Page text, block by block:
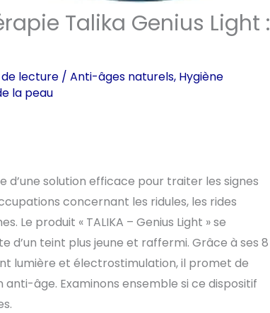
Talika Genius Light :
lecture / Anti-âges naturels, Hygiène
la peau
solution efficace pour traiter les signes
concernant les ridules, les rides
produit « TALIKA – Genius Light » se
teint plus jeune et raffermi. Grâce à ses 8
lumière et électrostimulation, il promet de
âge. Examinons ensemble si ce dispositif